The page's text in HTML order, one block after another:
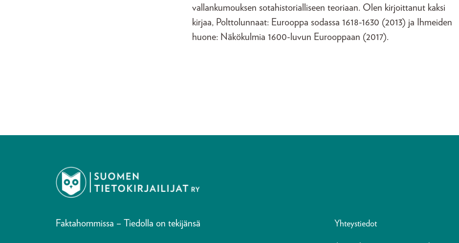
vallankumouksen sotahistorialliseen teoriaan. Olen kirjoittanut kaksi
kirjaa, Polttolunnaat: Eurooppa sodassa 1618-1630 (2013) ja Ihmeiden
huone: Näkökulmia 1600-luvun Eurooppaan (2017).
Faktahommissa – Tiedolla on tekijänsä Yhteystiedot